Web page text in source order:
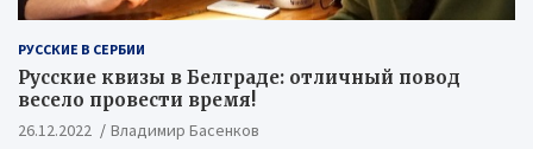
РУССКИЕ В СЕРБИИ
Русские квизы в Белграде: отличный повод
весело провести время!
26.12.2022
Владимир Басенков